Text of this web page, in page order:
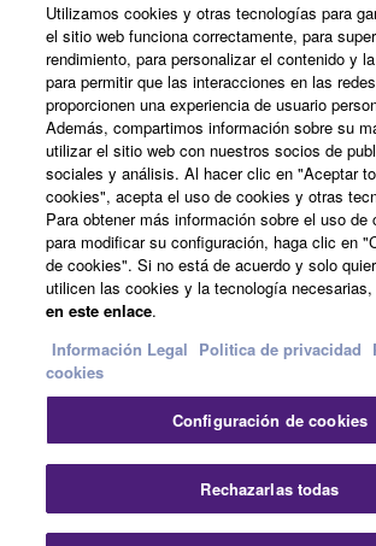
Acerca de Yamaha
España - Spanish
Empresa
Contacte con nosotros
Politica de privacidadPolítica
Información Legal
© Yamaha Corporation.
Utilizamos cookies y otras tecnologías para
el sitio web funciona correctamente, para
rendimiento, para personalizar el contenido y
para permitir que las interacciones en las
proporcionen una experiencia de usuario
Además, compartimos información sobre su
utilizar el sitio web con nuestros socios de
sociales y análisis. Al hacer clic en "Aceptar
cookies", acepta el uso de cookies y otras
Para obtener más información sobre el uso de
para modificar su configuración, haga clic en
de cookies". Si no está de acuerdo y solo
utilicen las cookies y la tecnología necesarias,
en este enlace.
Información Legal Politica de privacidad
cookies
Configuración de cookies
Rechazarlas todas